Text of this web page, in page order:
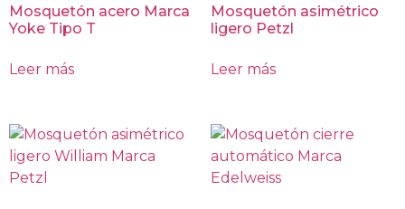
Mosquetón acero Marca
Yoke Tipo T
Leer más
Mosquetón asimétrico
ligero Petzl
Leer más